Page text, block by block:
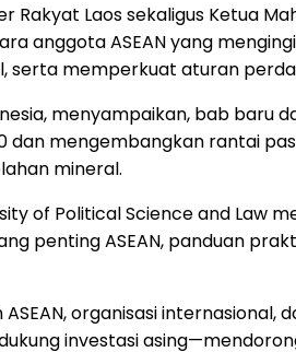
Laos sekaligus Ketua
anggota ASEAN yang
serta memperkuat aturan
menyampaikan, bab
mengembangkan rantai
mineral.
of Political Science and Law
penting ASEAN, panduan
organisasi internasional,
investasi